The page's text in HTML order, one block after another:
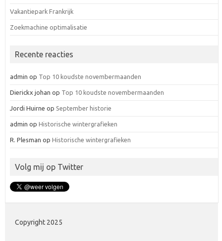
Vakantiepark Frankrijk
Zoekmachine optimalisatie
Recente reacties
admin op Top 10 koudste novembermaanden
Dierickx johan op Top 10 koudste novembermaanden
Jordi Huirne op September historie
admin op Historische wintergrafieken
R. Plesman op Historische wintergrafieken
Volg mij op Twitter
Copyright 2025